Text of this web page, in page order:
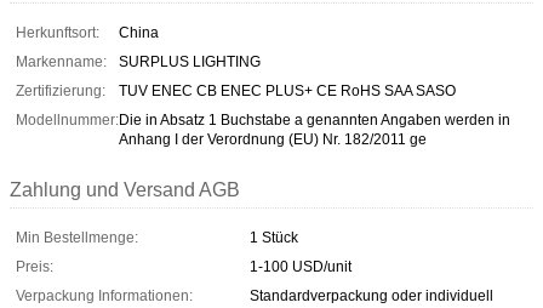
Herkunftsort:
China
Markenname:
SURPLUS LIGHTING
Zertifizierung:
TUV ENEC CB ENEC PLUS+ CE RoHS SAA SASO
Modellnummer:Die in Absatz 1 Buchstabe a genannten Angaben werden in
Anhang I der Verordnung (EU) Nr. 182/2011 ge
Zahlung und Versand AGB
Min Bestellmenge:
1 Stück
Preis:
1-100 USD/unit
Verpackung Informationen:
Standardverpackung oder individuell